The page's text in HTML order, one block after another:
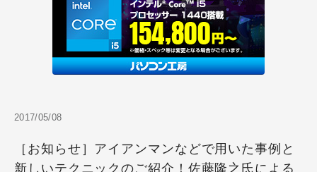
2017/05/08
［お知らせ］アイアンマンなどで用いた事例と
新しいテクニックのご紹介！佐藤隆之氏による